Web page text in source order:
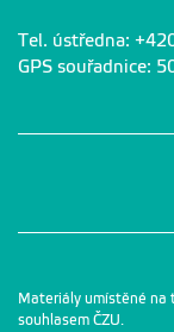
Tel. ústředna:
GPS souřadnice:
Materiály umístěné na
souhlasem ČZU.